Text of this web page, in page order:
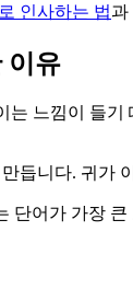
인사하는 법과
이유
느낌이 들
듭니다. 귀가
어가 가장